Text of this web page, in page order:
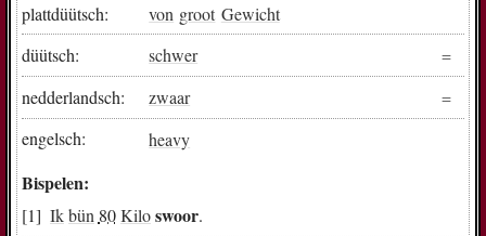
plattdüütsch: von groot Gewicht
düütsch:
schwer
nedderlandsch:
zwaar
engelsch:
heavy
Bispelen:
Ikbün 80Kiloswoor.